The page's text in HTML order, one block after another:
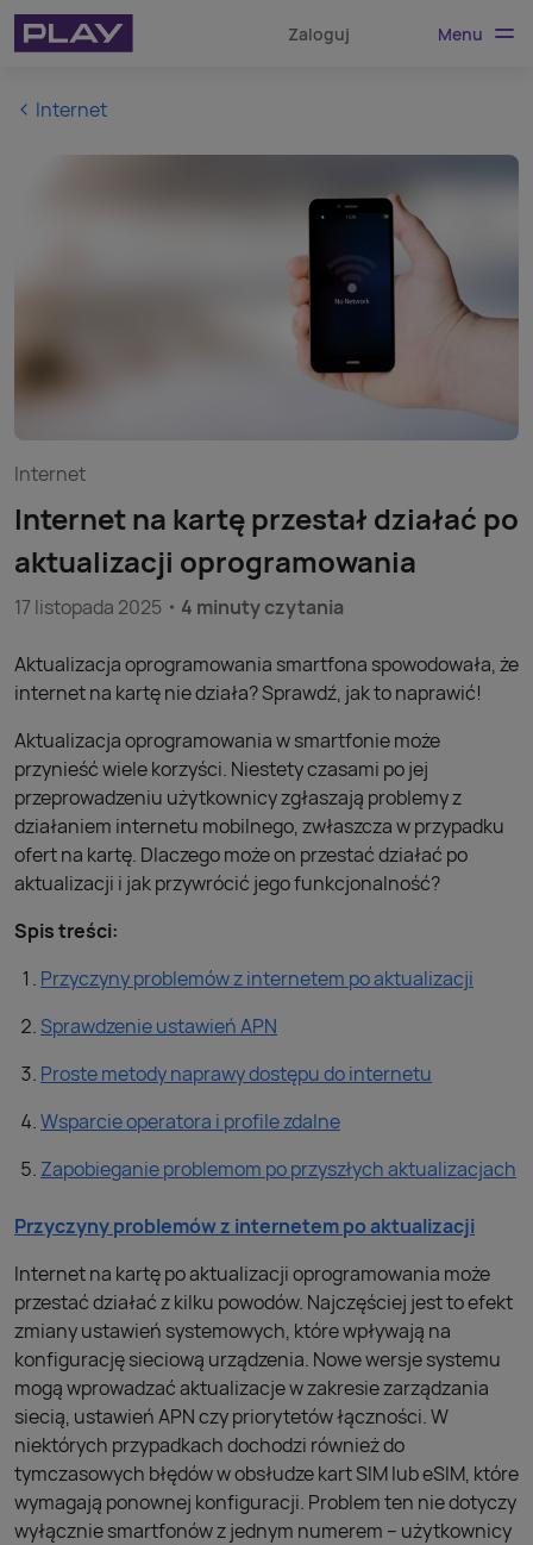
Zaloguj Menu
Internet
Internet
Internet na kartę przestał działać po
aktualizacji oprogramowania
17 listopada 2025 4 minuty czytania
Aktualizacja oprogramowania smartfona spowodowała, że
internet na kartę nie działa? Sprawdź, jak to naprawić!
Aktualizacja oprogramowania w smartfonie może
przynieść wiele korzyści. Niestety czasami po jej
przeprowadzeniu użytkownicy zgłaszają problemy z
działaniem internetu mobilnego, zwłaszcza w przypadku
ofert na kartę. Dlaczego może on przestać działać po
aktualizacji i jak przywrócić jego funkcjonalność?
Spis treści:
Przyczyny problemów z internetem po aktualizacji
Sprawdzenie ustawień APN
Proste metody naprawy dostępu do internetu
Wsparcie operatora i profile zdalne
Zapobieganie problemom po przyszłych aktualizacjach
Przyczyny problemów z internetem po aktualizacji
Internet na kartę po aktualizacji oprogramowania może
przestać działać z kilku powodów. Najczęściej jest to efekt
zmiany ustawień systemowych, które wpływają na
konfigurację sieciową urządzenia. Nowe wersje systemu
mogą wprowadzać aktualizacje w zakresie zarządzania
siecią, ustawień APN czy priorytetów łączności. W
niektórych przypadkach dochodzi również do
tymczasowych błędów w obsłudze kart SIM lub eSIM, które
wymagają ponownej konfiguracji. Problem ten nie dotyczy
wyłącznie smartfonów z jednym numerem – użytkownicy